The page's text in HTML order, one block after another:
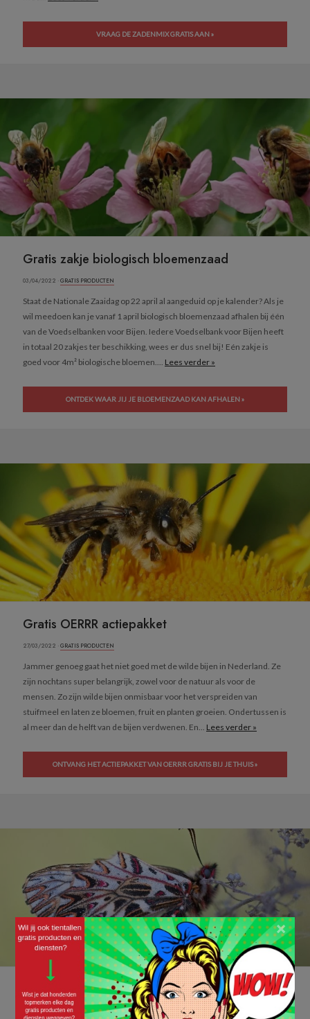
VRAAG DE ZADENMIX GRATIS AAN »
Gratis zakje biologisch bloemenzaad
03/04/2022 ·GRATIS PRODUCTEN
Staat de Nationale Zaaidag op 22 april al aangeduid op je kalender? Als je
wil meedoen kan je vanaf 1 april biologisch bloemenzaad afhalen bij één
van de Voedselbanken voor Bijen. Iedere Voedselbank voor Bijen heeft
in totaal 20 zakjes ter beschikking, wees er dus snel bij! Eén zakje is
goed voor 4m² biologische bloemen.... Lees verder »
ONTDEK WAAR JIJ JE BLOEMENZAAD KAN AFHALEN »
Gratis OERRR actiepakket
27/03/2022 ·GRATIS PRODUCTEN
Jammer genoeg gaat het niet goed met de wilde bijen in Nederland. Ze
zijn nochtans super belangrijk, zowel voor de natuur als voor de
mensen. Zo zijn wilde bijen onmisbaar voor het verspreiden van
stuifmeel en laten ze bloemen, fruit en planten groeien. Ondertussen is
al meer dan de helft van de bijen verdwenen. En... Lees verder »
ONTVANG HET ACTIEPAKKET VAN OERRR GRATIS BIJ JE THUIS »
Gratis zadenkaart van Wilder Land
13/05/2021 ·GRATIS ETEN/DRINKEN,GRATIS GEZONDHEID,GRATIS VRIJETIJDSBESTEDING
×